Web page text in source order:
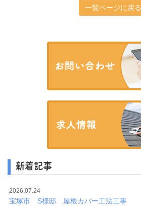
一覧ページに戻る
新着記事
2026.07.24
宝塚市 S様邸 屋根カバー工法工事